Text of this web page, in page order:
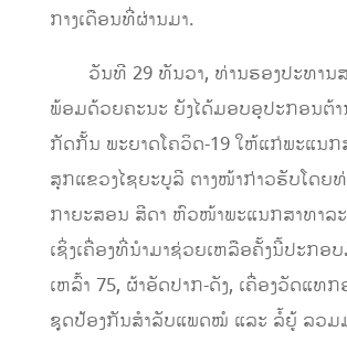
ກາງເດືອນທີ່ຜ່ານມາ.
ວັນທີ 29 ທັນວາ, ທ່ານຮອງປະທານ
ພ້ອມດ້ວຍຄະນະ ຍັງໄດ້ມອບອຸປະກອນຕ້
ກັດກັ້ນ ພະຍາດໂຄວິດ-19ໃຫ້ແກ່ພະແນກ
ສຸກແຂວງໄຊຍະບູລີ ຕາງໜ້າກ່າວຮັບໂດຍ
ກາຍະສອນ ສີດາ ຫົວໜ້າພະແນກສາທາລ
ເຊິ່ງເຄື່ອງທີ່ນຳມາຊ່ວຍເຫລືອຄັ້ງນີ້ປະກອ
ເຫລົ້າ 75, ຜ້າອັດປາກ-ດັງ, ເຄື່ອງວັດແທ
ຊຸດປ້ອງກັນສຳລັບແພດໝໍ ແລະ ລໍ້ຍູ້ ລວມ